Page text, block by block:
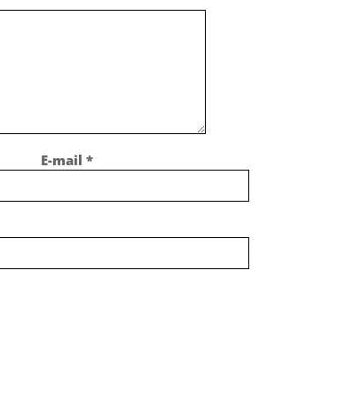
E-mail *